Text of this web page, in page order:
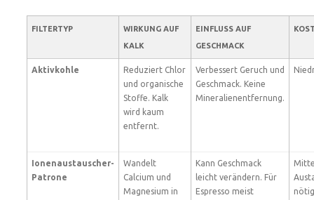
FILTERTYP
WIRKUNG AUF
KALK
EINFLUSS AUF
GESCHMACK
Aktivkohle
Reduziert Chlor
und organische
Stoffe. Kalk
wird kaum
entfernt.
Verbessert Geruch und
Geschmack. Keine
Mineralienentfernung.
Ionenaustauscher-
Patrone
Wandelt
Calcium und
Magnesium in
Kann Geschmack
leicht verändern. Für
Espresso meist